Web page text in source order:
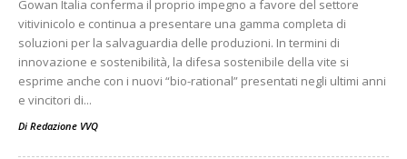
Gowan Italia conferma il proprio impegno a favore del settore
vitivinicolo e continua a presentare una gamma completa di
soluzioni per la salvaguardia delle produzioni. In termini di
innovazione e sostenibilità, la difesa sostenibile della vite si
esprime anche con i nuovi “bio-rational” presentati negli ultimi anni
e vincitori di...
Di Redazione VVQ